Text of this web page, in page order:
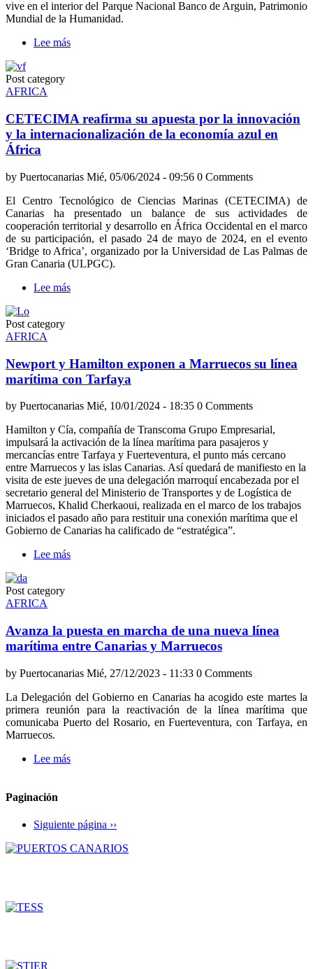
vive en el interior del Parque Nacional Banco de Arguin, Patrimonio
Mundial de la Humanidad.
Lee más
proyecto
de
gestión
marinos
la
población
Imraguen
de
Mauritania
Post category
AFRICA
CETECIMA reafirma su apuesta por la innovación
y la internacionalización de la economía azul en
África
by Puertocanarias Mié, 05/06/2024 - 09:56 0 Comments
El Centro Tecnológico de Ciencias Marinas (CETECIMA) de
Canarias ha presentado un balance de sus actividades de
cooperación territorial y desarrollo en África Occidental en el marco
de su participación, el pasado 24 de mayo de 2024, en el evento
‘Bridge to Africa’, organizado por la Universidad de Las Palmas de
Gran Canaria (ULPGC).
Lee más
la
innovación
y
la
internacionalización
de
la
economía
azul
en
África
Post category
AFRICA
Newport y Hamilton exponen a Marruecos su línea
marítima con Tarfaya
by Puertocanarias Mié, 10/01/2024 - 18:35 0 Comments
Hamilton y Cía, compañía de Transcoma Grupo Empresarial,
impulsará la activación de la línea marítima para pasajeros y
mercancías entre Tarfaya y Fuerteventura, el punto más cercano
entre Marruecos y las islas Canarias. Así quedará de manifiesto en la
visita de este jueves de una delegación marroquí encabezada por el
secretario general del Ministerio de Transportes y de Logística de
Marruecos, Khalid Cherkaoui, realizada en el marco de los trabajos
iniciados el pasado año para restituir una conexión marítima que el
Gobierno de Canarias ha calificado de “estratégica”.
Lee más
Marruecos
su
línea
marítima
con
Tarfaya
Post category
AFRICA
Avanza la puesta en marcha de una nueva línea
marítima entre Canarias y Marruecos
by Puertocanarias Mié, 27/12/2023 - 11:33 0 Comments
La Delegación del Gobierno en Canarias ha acogido este martes la
primera reunión para la reactivación de la línea marítima que
comunicaba Puerto del Rosario, en Fuerteventura, con Tarfaya, en
Marruecos.
Lee más
marcha
de
una
Paginación
Siguiente página ››